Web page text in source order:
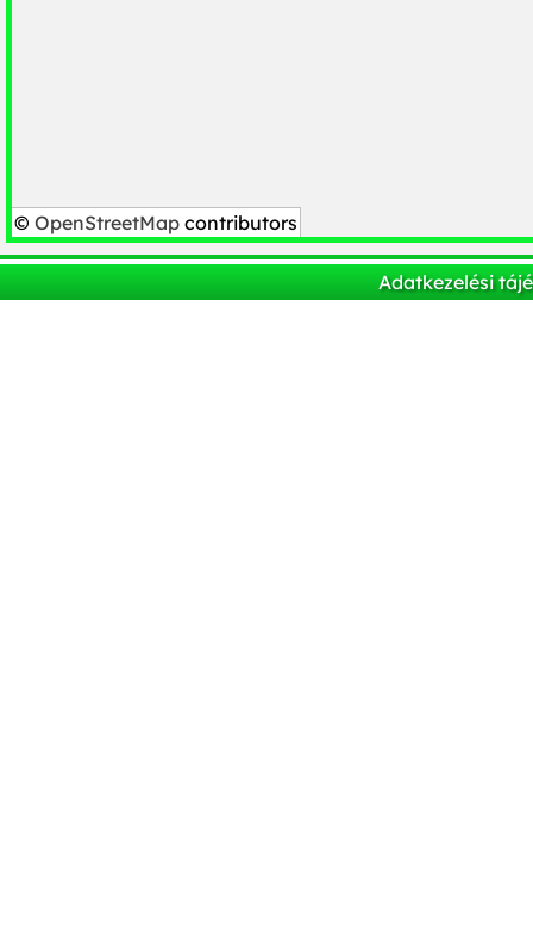
© OpenStreetMap contributors
Adatkezelési